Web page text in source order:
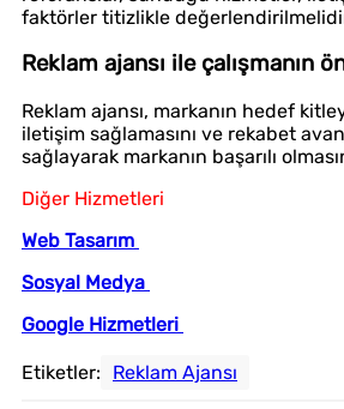
faktörler titizlikle
Reklam ajansı ile çalışmanın
Reklam ajansı, markanın hedef
iletişim sağlamasını ve rekabet
sağlayarak markanın başarılı
Diğer Hizmetleri
Web Tasarım
Sosyal Medya
Google Hizmetleri
Etiketler: Reklam Ajansı